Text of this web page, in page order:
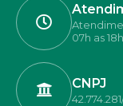
07h as 18h
CNPJ